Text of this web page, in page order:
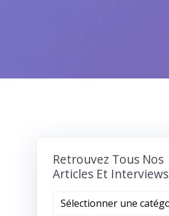
Retrouvez Tous Nos
Articles Et Interviews
Retrouvez